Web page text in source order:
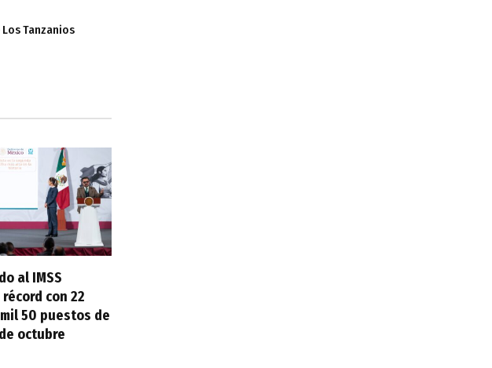
Tanzanios
al IMSS
con 22
50 puestos de
octubre